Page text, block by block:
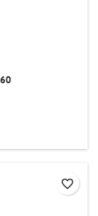
favorite_border